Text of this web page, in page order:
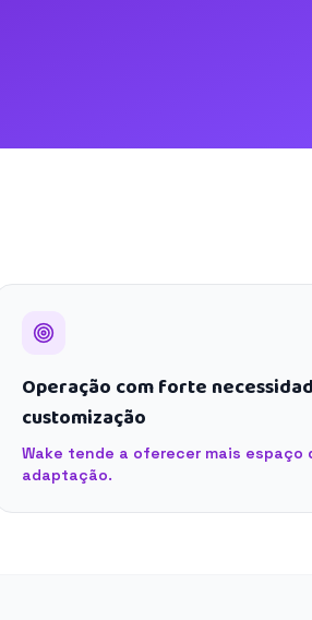
Operação com forte
customização
Wake tende a oferecer mais espaço
adaptação.